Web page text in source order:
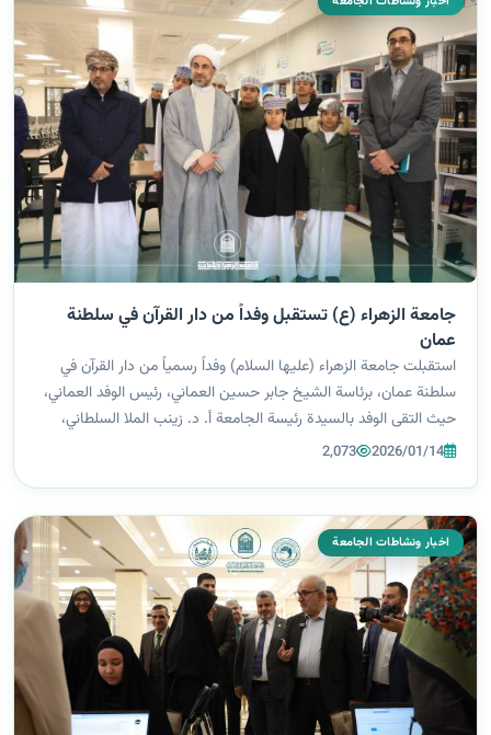
جامعة الزهراء (ع) تستقبل وفداً من دار القرآن في سلطنة
عمان
استقبلت جامعة الزهراء (عليها السلام) وفداً رسمياً من دار القرآن في
سلطنة عمان، برئاسة الشيخ جابر حسين العماني، رئيس الوفد العماني،
حيث التقى الوفد بالسيدة رئيسة الجامعة أ. د. زينب الملا السلطاني،
والسادة المساعدين. وجاءت هذه الزيارة في إطار جولة استطلاعية
2026/01/14
2,073
اخبار ونشاطات الجامعة